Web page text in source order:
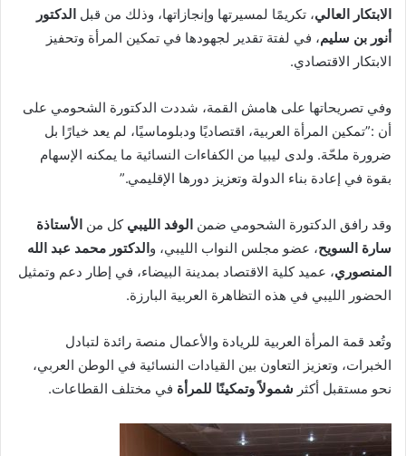
الابتكار العالي، تكريمًا لمسيرتها وإنجازاتها، وذلك من قبل الدكتور
أنور بن سليم، في لفتة تقدير لجهودها في تمكين المرأة وتحفيز
الابتكار الاقتصادي.
وفي تصريحاتها على هامش القمة، شددت الدكتورة الشحومي على
أن :”تمكين المرأة العربية، اقتصاديًا ودبلوماسيًا، لم يعد خيارًا بل
ضرورة ملحّة. ولدى ليبيا من الكفاءات النسائية ما يمكنه الإسهام
بقوة في إعادة بناء الدولة وتعزيز دورها الإقليمي.”
وقد رافق الدكتورة الشحومي ضمن الوفد الليبي كل من الأستاذة
سارة السويح، عضو مجلس النواب الليبي، والدكتور محمد عبد الله
المنصوري، عميد كلية الاقتصاد بمدينة البيضاء، في إطار دعم وتمثيل
الحضور الليبي في هذه التظاهرة العربية البارزة.
وتُعد قمة المرأة العربية للريادة والأعمال منصة رائدة لتبادل
الخبرات، وتعزيز التعاون بين القيادات النسائية في الوطن العربي،
نحو مستقبل أكثر شمولاً وتمكينًا للمرأة في مختلف القطاعات.